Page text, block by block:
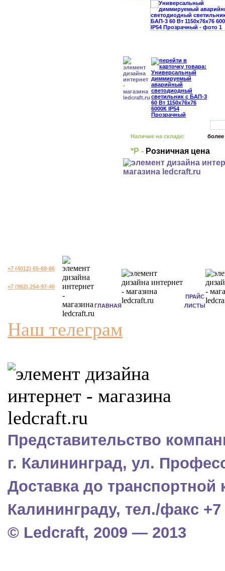
Наличие на складе: более
*Р - Розничная цена
+7 (4012) 65-68-86
+7 (962) 254-97-40
ГЛАВНАЯ
ПРАЙС
ЛИСТЫ
Наш телеграм
Представительство
г. Калининград, ул.
Доставка до
Калининграду, тел./факс +7
© Ledcraft, 2009 — 2013